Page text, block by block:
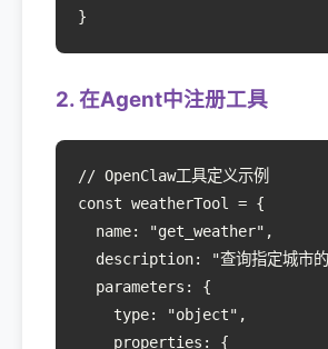
}
2. 在Agent中注册工具
// OpenClaw工具定义示例
const weatherTool = {
  name: "get_weather",
description: "查询指定城市
  parameters: {
    type: "object",
    properties: {